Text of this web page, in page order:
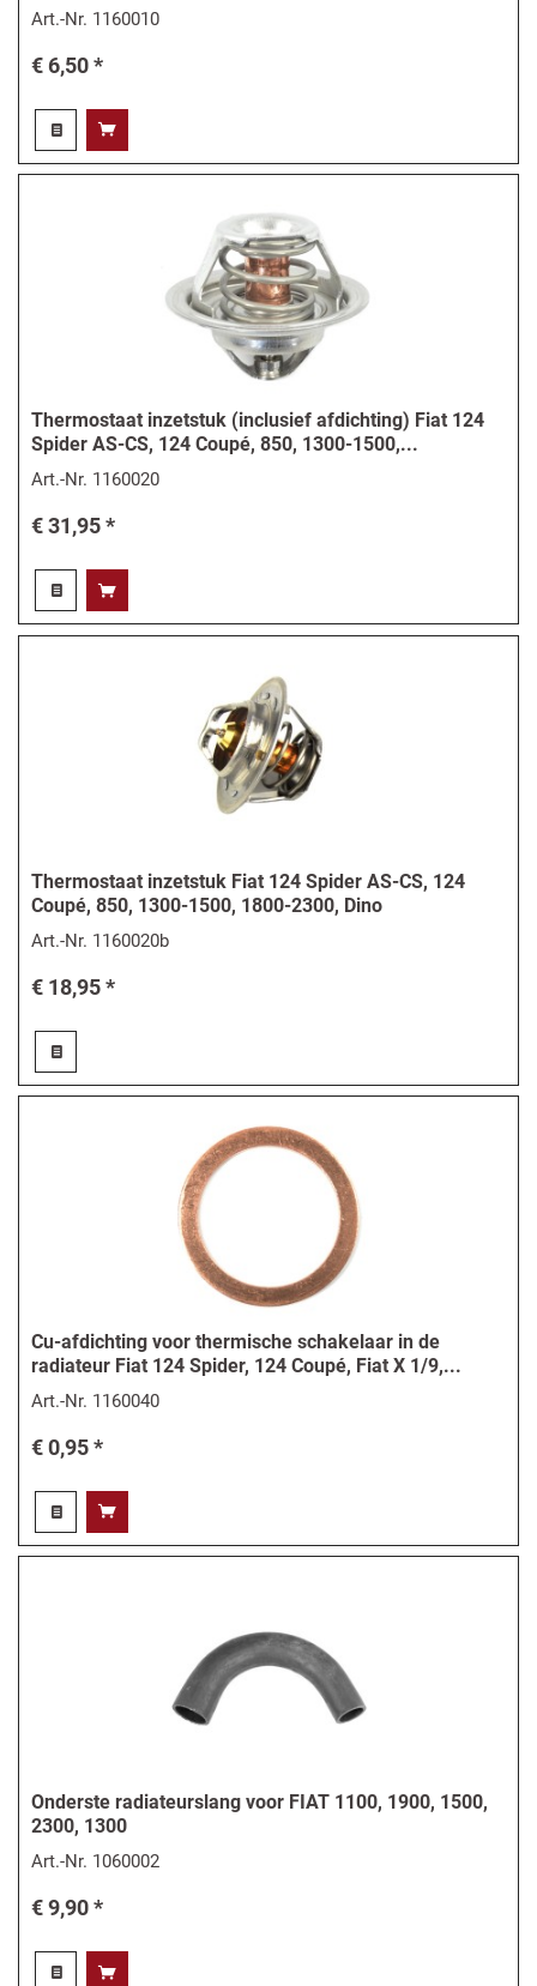
Art.-Nr. 1160010
€ 6,50 *
Thermostaat inzetstuk (inclusief afdichting) Fiat 124
Spider AS-CS, 124 Coupé, 850, 1300-1500,...
Art.-Nr. 1160020
€ 31,95 *
Thermostaat inzetstuk Fiat 124 Spider AS-CS, 124
Coupé, 850, 1300-1500, 1800-2300, Dino
Art.-Nr. 1160020b
€ 18,95 *
Cu-afdichting voor thermische schakelaar in de
radiateur Fiat 124 Spider, 124 Coupé, Fiat X 1/9,...
Art.-Nr. 1160040
€ 0,95 *
Onderste radiateurslang voor FIAT 1100, 1900, 1500,
2300, 1300
Art.-Nr. 1060002
€ 9,90 *